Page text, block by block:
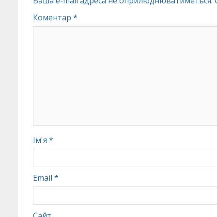
Коментар *
Ім'я *
Email *